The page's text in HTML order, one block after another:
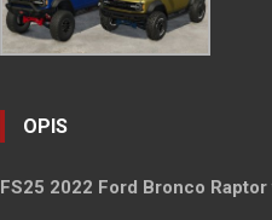
OPIS
FS25 2022 Ford Bronco Raptor